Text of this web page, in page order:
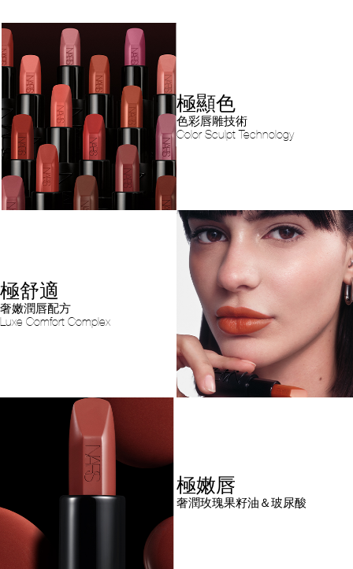
極顯色
色彩唇雕技術
Color Sculpt Technology
極舒適
奢嫩潤唇配方
Luxe Comfort Complex
極嫩唇
奢潤玫瑰果籽油＆玻尿酸